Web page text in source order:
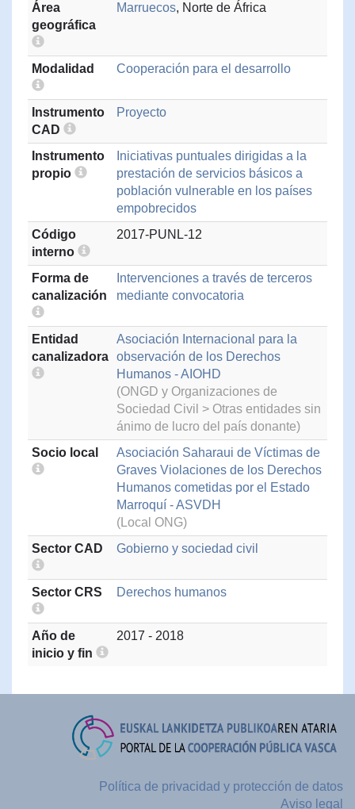
Área
geográfica
Marruecos, Norte de África
Modalidad Cooperación para el desarrollo
Instrumento
CAD
Proyecto
Instrumento
propio
Iniciativas puntuales dirigidas a la
prestación de servicios básicos a
población vulnerable en los países
empobrecidos
Código
interno
2017-PUNL-12
Forma de
canalización
Intervenciones a través de terceros
mediante convocatoria
Entidad
canalizadora
Asociación Internacional para la
observación de los Derechos
Humanos - AIOHD
(ONGD y Organizaciones de
Sociedad Civil > Otras entidades sin
ánimo de lucro del país donante)
Socio local
Asociación Saharaui de Víctimas de
Graves Violaciones de los Derechos
Humanos cometidas por el Estado
Marroquí - ASVDH
(Local ONG)
Sector CAD
Gobierno y sociedad civil
Sector CRS Derechos humanos
Año de
inicio y fin
2017 - 2018
Política de privacidad y protección de datos
Aviso legal